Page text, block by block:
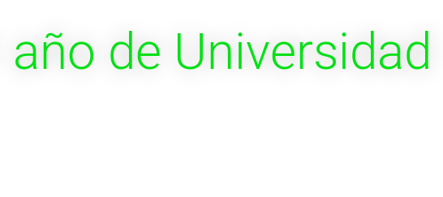
de Universidad